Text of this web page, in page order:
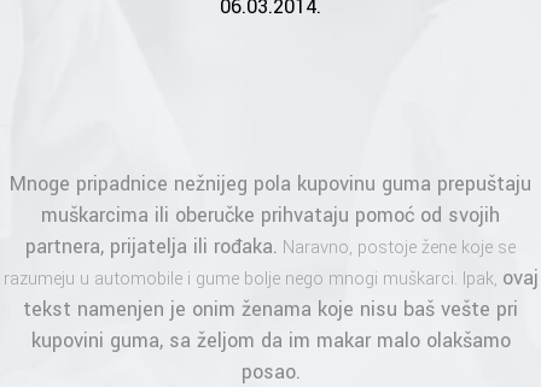
06.03.2014.
Mnoge pripadnice nežnijeg pola kupovinu guma prepuštaju
muškarcima ili oberučke prihvataju pomoć od svojih
partnera, prijatelja ili rođaka. Naravno, postoje žene koje se
razumeju u automobile i gume bolje nego mnogi muškarci. Ipak, ovaj
tekst namenjen je onim ženama koje nisu baš vešte pri
kupovini guma, sa željom da im makar malo olakšamo
posao.